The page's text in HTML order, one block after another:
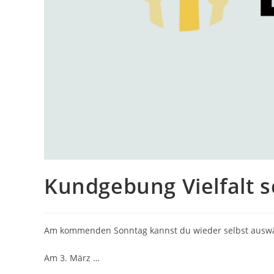
Kundgebung Vielfalt
Am kommenden Sonntag kannst du wieder selbst
Am 3. März …